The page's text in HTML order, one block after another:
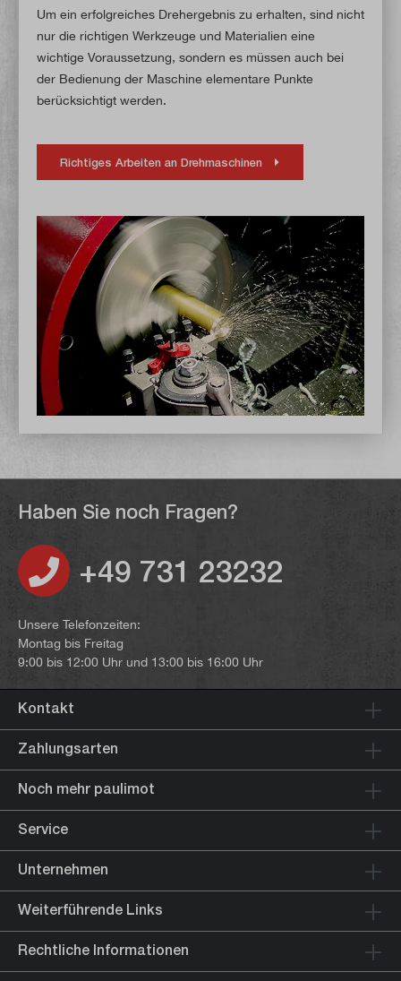
Um ein erfolgreiches Drehergebnis zu erhalten, sind nicht
nur die richtigen Werkzeuge und Materialien eine
wichtige Voraussetzung, sondern es müssen auch bei
der Bedienung der Maschine elementare Punkte
berücksichtigt werden.
Richtiges Arbeiten an Drehmaschinen
Haben Sie noch Fragen?
+49 731 23232
Unsere Telefonzeiten:
Montag bis Freitag
9:00 bis 12:00 Uhr und 13:00 bis 16:00 Uhr
Kontakt
Zahlungsarten
Noch mehr paulimot
Service
Unternehmen
Weiterführende Links
Rechtliche Informationen